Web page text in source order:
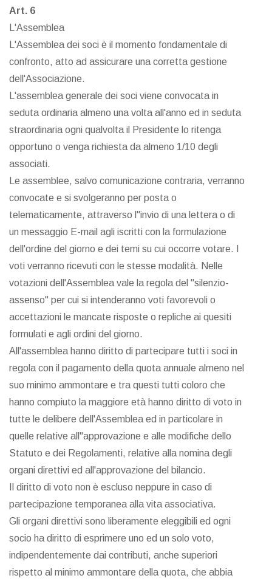
Art. 6
L'Assemblea
L'Assemblea dei soci è il momento fondamentale di
confronto, atto ad assicurare una corretta gestione
dell'Associazione.
L'assemblea generale dei soci viene convocata in
seduta ordinaria almeno una volta all'anno ed in seduta
straordinaria ogni qualvolta il Presidente lo ritenga
opportuno o venga richiesta da almeno 1/10 degli
associati.
Le assemblee, salvo comunicazione contraria, verranno
convocate e si svolgeranno per posta o
telematicamente, attraverso l"invio di una lettera o di
un messaggio E-mail agli iscritti con la formulazione
dell'ordine del giorno e dei temi su cui occorre votare. I
voti verranno ricevuti con le stesse modalità. Nelle
votazioni dell'Assemblea vale la regola del "silenzio-
assenso" per cui si intenderanno voti favorevoli o
accettazioni le mancate risposte o repliche ai quesiti
formulati e agli ordini del giorno.
All'assemblea hanno diritto di partecipare tutti i soci in
regola con il pagamento della quota annuale almeno nel
suo minimo ammontare e tra questi tutti coloro che
hanno compiuto la maggiore età hanno diritto di voto in
tutte le delibere dell'Assemblea ed in particolare in
quelle relative all"approvazione e alle modifiche dello
Statuto e dei Regolamenti, relative alla nomina degli
organi direttivi ed all'approvazione del bilancio.
Il diritto di voto non è escluso neppure in caso di
partecipazione temporanea alla vita associativa.
Gli organi direttivi sono liberamente eleggibili ed ogni
socio ha diritto di esprimere uno ed un solo voto,
indipendentemente dai contributi, anche superiori
rispetto al minimo ammontare della quota, che abbia